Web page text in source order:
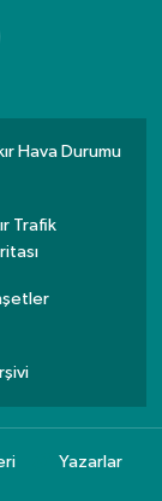
Hava Durumu
Trafik
Yazarlar